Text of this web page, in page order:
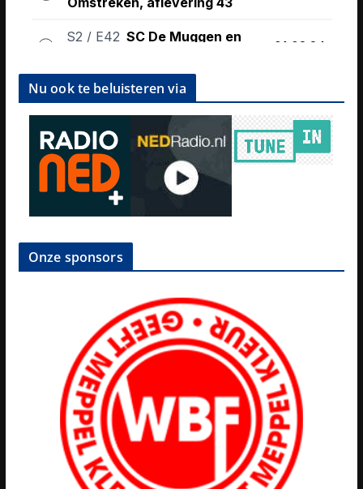
Nu ook te beluisteren via
Onze sponsors